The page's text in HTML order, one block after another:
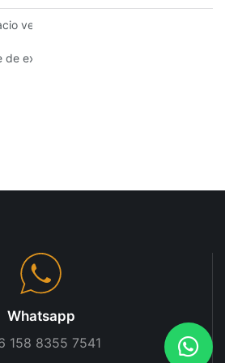
vertical con diseños creativos de
de exhibición de tiendas que necesita
Whatsapp
158 8355 7541